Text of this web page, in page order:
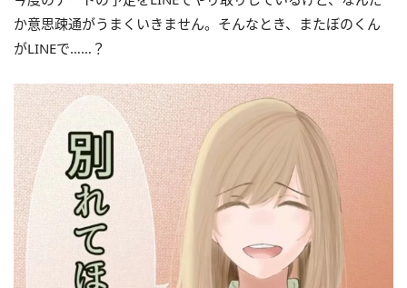
か意思疎通がうまくいきません。そんなとき、またぼのくん
がLINEで……？